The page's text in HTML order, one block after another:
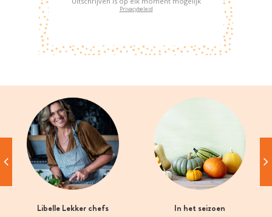
Privacybeleid
Libelle Lekker chefs In het seizoen